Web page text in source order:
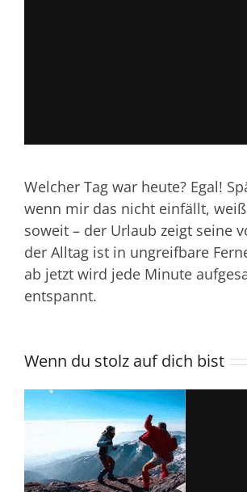
Welcher Tag war heute? Egal!
wenn mir das nicht einfällt,
soweit – der Urlaub zeigt seine
der Alltag ist in ungreifbare
ab jetzt wird jede Minute
entspannt.
Wenn du stolz auf dich bist